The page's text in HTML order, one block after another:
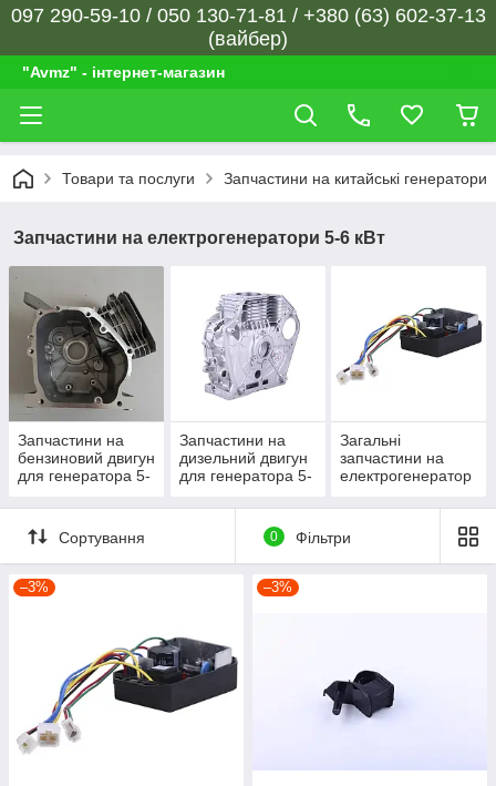
097 290-59-10 / 050 130-71-81 / +380 (63) 602-37-13
(вайбер)
"Avmz" - інтернет-магазин
Товари та послуги Запчастини на китайські генератори
Запчастини на електрогенератори 5-6 кВт
Запчастини на
бензиновий двигун
для генератора 5-
Запчастини на
дизельний двигун
для генератора 5-
Загальні
запчастини на
електрогенератор
Сортування 0 Фільтри
–3% –3%